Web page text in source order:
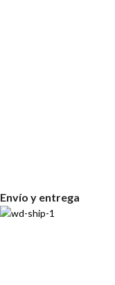
Envío y entrega